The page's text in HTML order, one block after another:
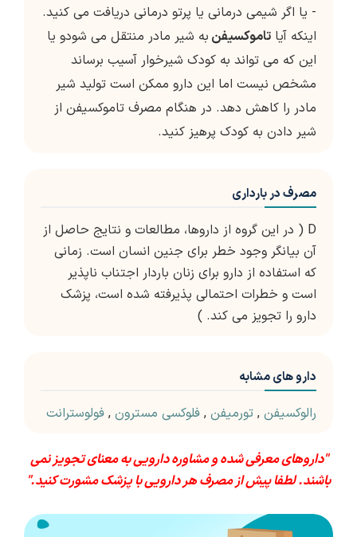
- یا اگر شیمی درمانی یا پرتو درمانی دریافت می کنید.
اینکه آیا تاموکسیفن به شیر مادر منتقل می شودو یا
این که می تواند به کودک شیرخوار آسیب برساند
مشخص نیست اما این دارو ممکن است تولید شیر
مادر را کاهش دهد. در هنگام مصرف تاموکسیفن از
شیر دادن به کودک پرهیز کنید.
مصرف در بارداری
D ( در این گروه از داروها، مطالعات و نتایج حاصل از
آن بیانگر وجود خطر برای جنین انسان است. زمانی
که استفاده از دارو برای زنان باردار اجتناب ناپذیر
است و خطرات احتمالی پذیرفته شده است، پزشک
دارو را تجویز می کند. )
دارو های مشابه
رالوکسیفن , تورمیفن , فلوکسی مسترون , فولوسترانت
"داروهای معرفی شده و مشاوره دارویی به معنای تجویز نمی
باشند. لطفا پیش از مصرف هر دارویی با پزشک مشورت کنید."